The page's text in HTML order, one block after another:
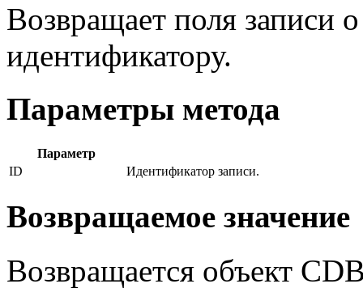
Возвращает поля записи
идентификатору.
Параметры метода
Параметр
ID
Идентификатор записи.
Возвращаемое значение
Возвращается объект